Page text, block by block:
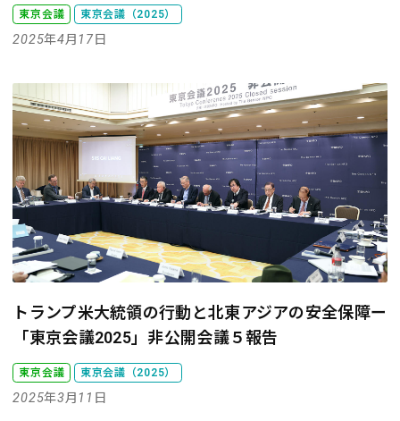
東京会議 東京会議（2025）
2025年4月17日
トランプ米大統領の行動と北東アジアの安全保障ー
「東京会議2025」非公開会議５報告
東京会議 東京会議（2025）
2025年3月11日